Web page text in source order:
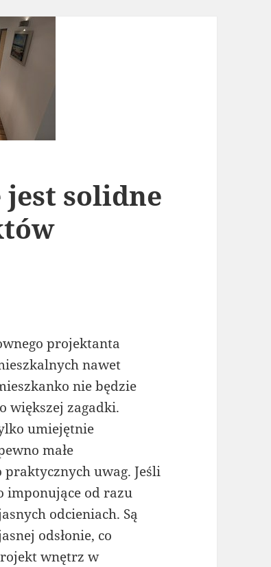
solidne
projektanta
nawet
nie będzie
większej zagadki.
umiejętnie
małe
uwag. Jeśli
imponujące od razu
odcieniach. Są
odsłonie, co
wnętrz w